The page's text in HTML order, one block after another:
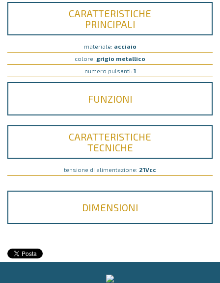
CARATTERISTICHE
PRINCIPALI
materiale: acciaio
colore: grigio metallico
numero pulsanti: 1
FUNZIONI
CARATTERISTICHE
TECNICHE
tensione di alimentazione: 21Vcc
DIMENSIONI